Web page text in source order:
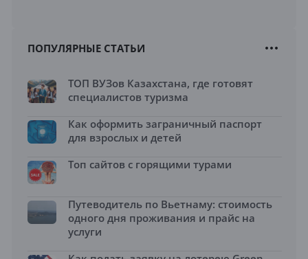
ПОПУЛЯРНЫЕ СТАТЬИ
ТОП ВУЗов Казахстана, где готовят
специалистов туризма
Как оформить заграничный паспорт
для взрослых и детей
Топ сайтов с горящими турами
Путеводитель по Вьетнаму: стоимость
одного дня проживания и прайс на
услуги